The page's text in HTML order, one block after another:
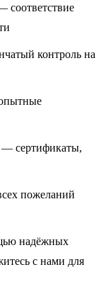
соответствие
контроль на
— сертификаты,
пожеланий
надёжных
с нами для